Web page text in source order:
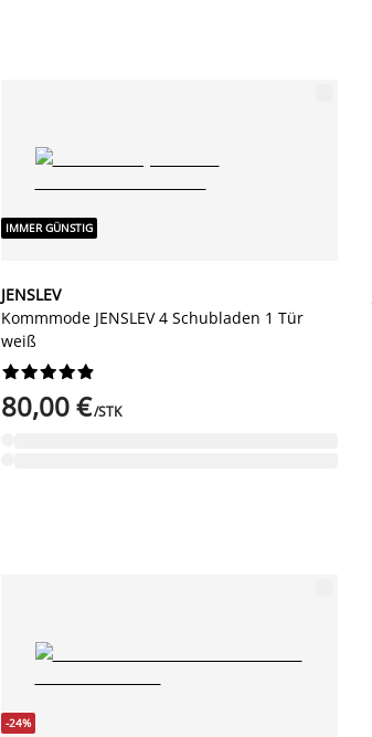
IMMER GÜNSTIG
JENSLEV
Kommmode JENSLEV 4 Schubladen 1 Tür
weiß






80,00 €/STK
-24%